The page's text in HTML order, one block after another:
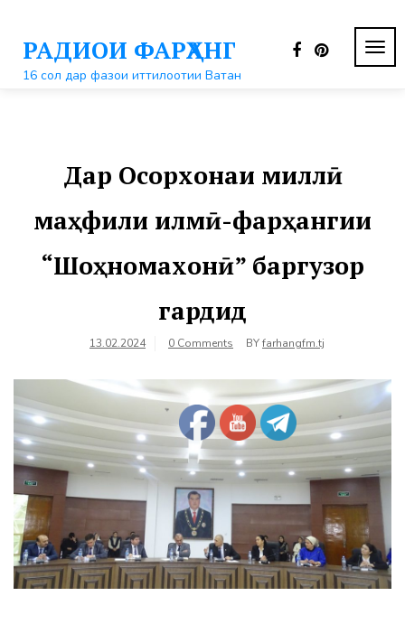
контентуРАДИОИ ФАРҲАНГ
16 сол дар фазои иттилоотии Ватан
Дар Осорхонаи миллӣ
маҳфили илмӣ-фарҳангии
“Шоҳномахонӣ” баргузор
гардид
13.02.2024 0 Comments BYfarhangfm.tj